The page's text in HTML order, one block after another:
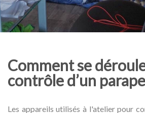
Comment se
contrôle d’un
Les appareils utilisés à l'atelier pour